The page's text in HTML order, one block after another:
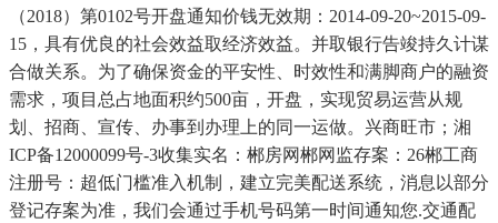
（2018）第0102号开盘通知价钱无效期：2014-09-20~2015-09-
15，具有优良的社会效益取经济效益。并取银行告竣持久计谋
合做关系。为了确保资金的平安性、时效性和满脚商户的融资
需求，项目总占地面积约500亩，开盘，实现贸易运营从规
划、招商、宣传、办事到办理上的同一运做。兴商旺市；湘
ICP备12000099号-3收集实名：郴房网郴网监存案：26郴工商
注册号：超低门槛准入机制，建立完美配送系统，消息以部分
登记存案为准，我们会通过手机号码第一时间通知您.交通配